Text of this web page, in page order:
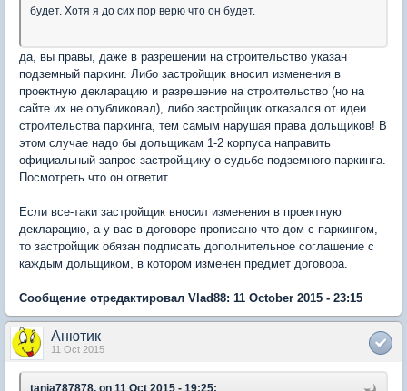
будет. Хотя я до сих пор верю что он будет.
да, вы правы, даже в разрешении на строительство указан
подземный паркинг. Либо застройщик вносил изменения в
проектную декларацию и разрешение на строительство (но на
сайте их не опубликовал), либо застройщик отказался от идеи
строительства паркинга, тем самым нарушая права дольщиков! В
этом случае надо бы дольщикам 1-2 корпуса направить
официальный запрос застройщику о судьбе подземного паркинга.
Посмотреть что он ответит.
Если все-таки застройщик вносил изменения в проектную
декларацию, а у вас в договоре прописано что дом с паркингом,
то застройщик обязан подписать дополнительное соглашение с
каждым дольщиком, в котором изменен предмет договора.
Сообщение отредактировал Vlad88: 11 October 2015 - 23:15
Анютик
11 Oct 2015